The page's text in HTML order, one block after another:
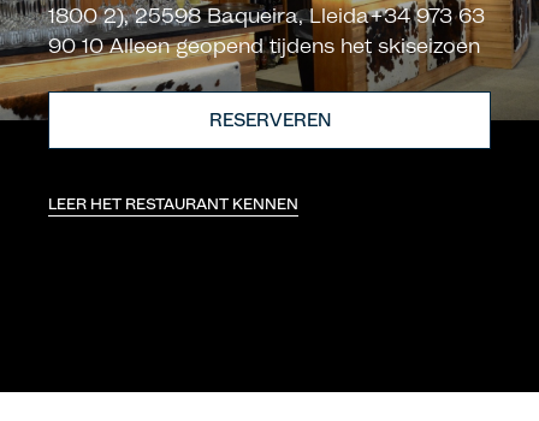
1800 2), 25598 Baqueira, Lleida+34 973 63
90 10 Alleen geopend tijdens het skiseizoen
RESERVEREN
LEER HET RESTAURANT KENNEN